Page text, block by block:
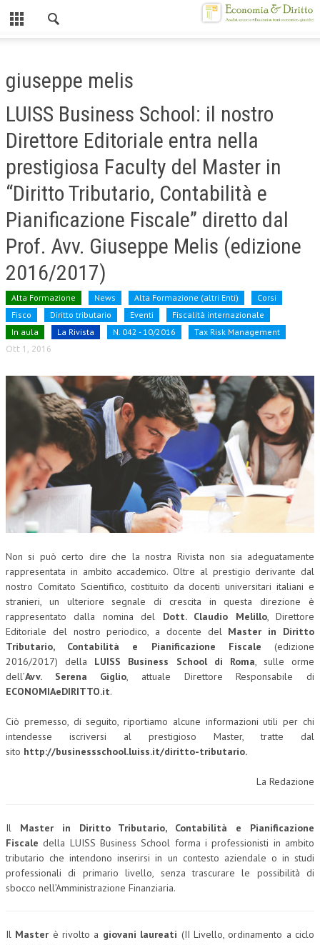
CHI SIAMO
MISSION
CONTATTI
CENTRO STUDI
DIREZIONE SCIENTIFICA
ALTA FORMAZIONE
CORSI CE.S.E.D.
DIVENTA SOCIO
BROCHURE CE.S.E.D.
LA RIVISTA
LA RIVISTA
COMITATO SCIENTIFICO
COMITATO EDITORIALE
REDAZIONE
PEER REVIEW
CODICE ETICO
COLLABORA CON NOI
ECONOMIA
CORPORATE SOCIAL RESPONSIBILITY
RISORSE UMANE
TREASURY IN FINANCIAL SERVICES
SVILUPPO SOSTENIBILE
giuseppe melis
LUISS Business School: il nostro
Direttore Editoriale entra nella
prestigiosa Faculty del Master in
“Diritto Tributario, Contabilità e
Pianificazione Fiscale” diretto dal
Prof. Avv. Giuseppe Melis (edizione
2016/2017)
Alta Formazione News Alta Formazione (altri Enti)
Corsi
Fisco
Diritto tributario Eventi
Fiscalità internazionale
In aula
La Rivista N. 042 - 10/2016 Tax Risk Management
Ott 1, 2016
Non si può certo dire che la nostra Rivista non sia adeguatamente
rappresentata in ambito accademico. Oltre al prestigio derivante dal
nostro Comitato Scientifico, costituito da docenti universitari italiani e
stranieri, un ulteriore segnale di crescita in questa direzione è
rappresentato dalla nomina del Dott. Claudio Melillo, Direttore
Editoriale del nostro periodico, a docente del Master in Diritto
Tributario, Contabilità e Pianificazione Fiscale (edizione
2016/2017) della LUISS Business School di Roma, sulle orme
dell’Avv. Serena Giglio, attuale Direttore Responsabile di
ECONOMIAeDIRITTO.it.
Ciò premesso, di seguito, riportiamo alcune informazioni utili per chi
intendesse iscriversi al prestigioso Master, tratte dal
sito http://businessschool.luiss.it/diritto-tributario.
La Redazione
Il Master in Diritto Tributario, Contabilità e Pianificazione
Fiscale della LUISS Business School forma i professionisti in ambito
tributario che intendono inserirsi in un contesto aziendale o in studi
professionali di primario livello, senza trascurare le possibilità di
sbocco nell’Amministrazione Finanziaria.
Il Master è rivolto a giovani laureati (II Livello, ordinamento a ciclo